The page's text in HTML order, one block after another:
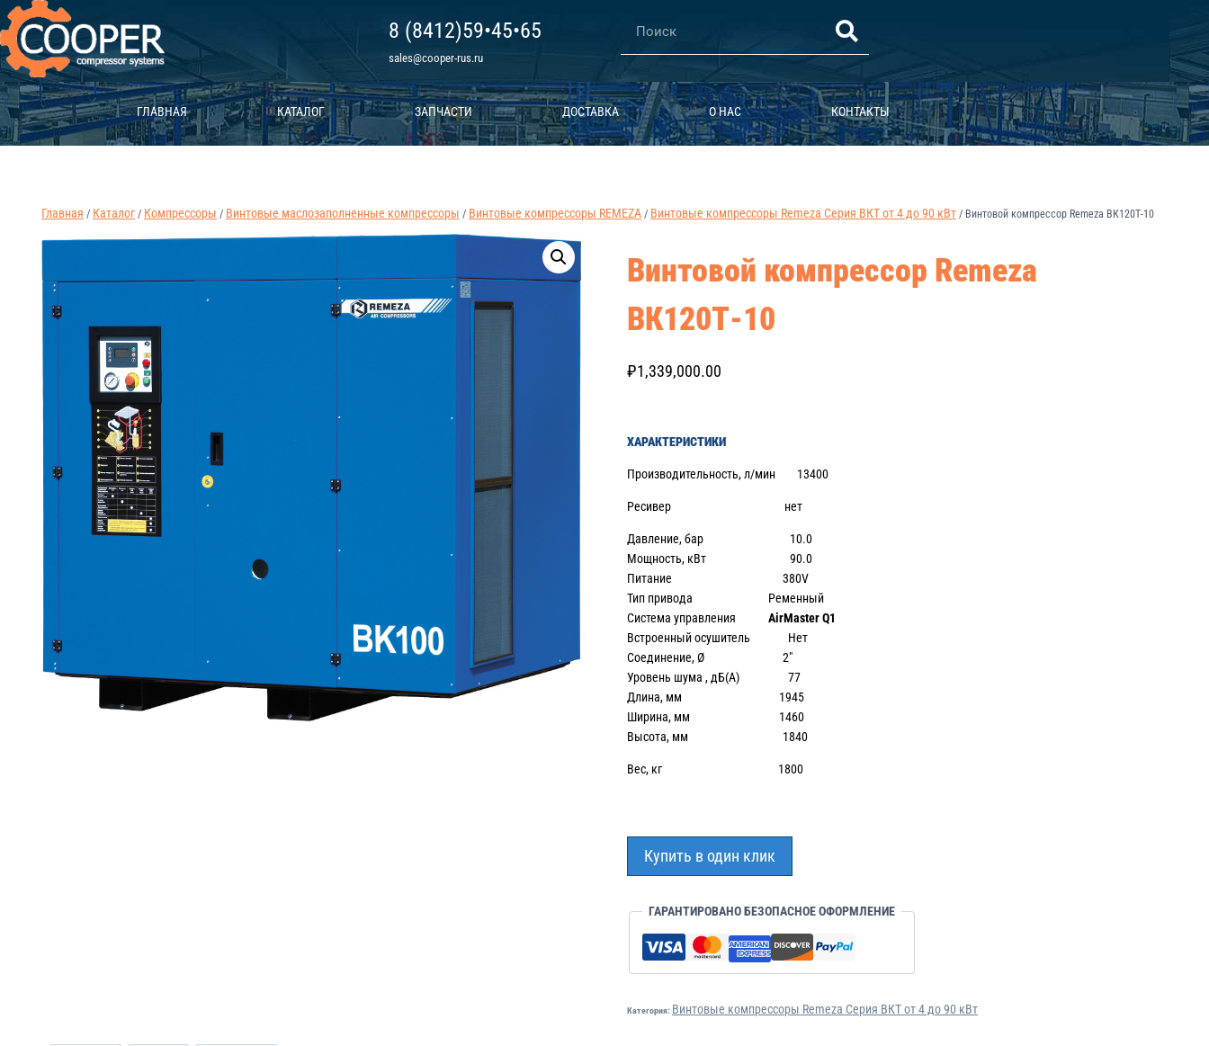
8 (8412)59•45•65
sales@cooper-rus.ru
ГЛАВНАЯ КАТАЛОГ ЗАПЧАСТИ ДОСТАВКА О НАС КОНТАКТЫ
Главная / Каталог / Компрессоры / Винтовые маслозаполненные компрессоры / Винтовые компрессоры REMEZA / Винтовые компрессоры Remeza Серия ВКТ от 4 до 90 кВт / Винтовой компрессор Remeza ВК120Т-10
Винтовой компрессор Remeza
ВК120Т-10
₽1,339,000.00
ХАРАКТЕРИСТИКИ
Производительность, л/мин 13400
Ресивер нет
Давление, бар 10.0
Мощность, кВт 90.0
Питание 380V
Тип привода Ременный
Система управленияAirMaster Q1
Встроенный осушитель Нет
Соединение, Ø 2″
Уровень шума , дБ(А) 77
Длина, мм 1945
Ширина, мм 1460
Высота, мм 1840
Вес, кг 1800
Купить в один клик
ГАРАНТИРОВАНО БЕЗОПАСНОЕ ОФОРМЛЕНИЕ
Категория: Винтовые компрессоры Remeza Серия ВКТ от 4 до 90 кВт